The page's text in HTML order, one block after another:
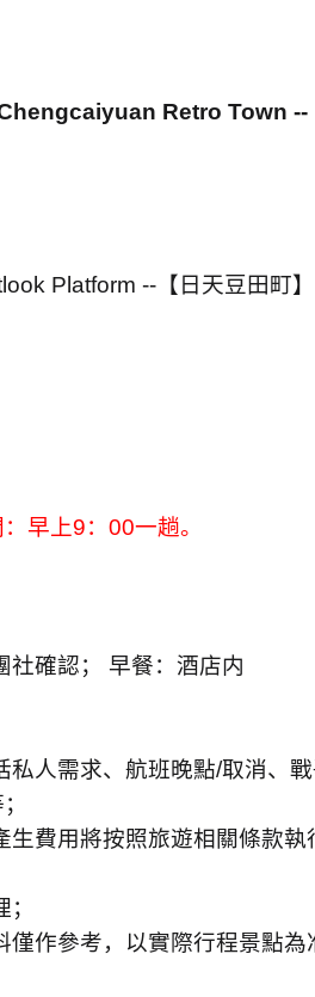
Retro Town --
Platform -- 【日天豆田町】
早上9： 00一趟。
社確認； 早餐：酒店内
私人需求、航班晚點/取消、
費用將按照旅遊相關條款
作參考，以實際行程景點為